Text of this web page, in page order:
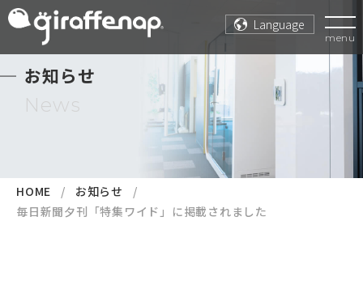
Language
menu
お知らせ
News
HOME
お知らせ
毎日新聞夕刊「特集ワイド」に掲載されました